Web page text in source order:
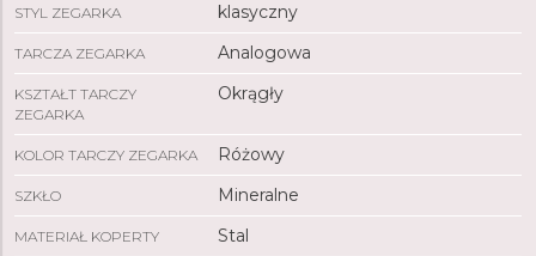
STYL ZEGARKA klasyczny
TARCZA ZEGARKA Analogowa
KSZTAŁT TARCZY
ZEGARKA
Okrągły
KOLOR TARCZY ZEGARKA Różowy
SZKŁO Mineralne
MATERIAŁ KOPERTY Stal